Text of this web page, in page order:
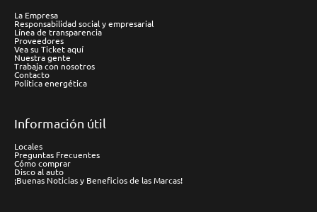
La Empresa
Responsabilidad social y empresarial
Línea de transparencia
Proveedores
Vea su Ticket aquí
Nuestra gente
Trabaja con nosotros
Contacto
Política energética
Información útil
Locales
Preguntas Frecuentes
Cómo comprar
Disco al auto
¡Buenas Noticias y Beneficios de las Marcas!